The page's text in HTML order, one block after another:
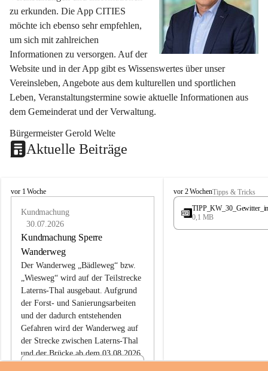
zu erkunden. Die App CITIES
möchte ich ebenso sehr empfehlen,
um sich mit zahlreichen
Informationen zu versorgen. Auf der
Website und in der App gibt es Wissenswertes über unser
Vereinsleben, Angebote aus dem kulturellen und sportlichen
Leben, Veranstaltungstermine sowie aktuelle Informationen aus
dem Gemeinderat und der Verwaltung.
Bürgermeister Gerold Welte
Aktuelle Beiträge
L
vor 1 Woche
Kundmachung
30.07.2026
Kundmachung Sperre
Wanderweg
Der Wanderweg „Bädleweg“ bzw.
„Wiesweg“ wird auf der Teilstrecke
Laterns-Thal ausgebaut. Aufgrund
der Forst- und Sanierungsarbeiten
und der dadurch entstehenden
Gefahren wird der Wanderweg auf
der Strecke zwischen Laterns-Thal
und der Brücke ab dem 03.08.2026
L
a
e
vor 2 WochenTipps & Tricks
0,1 MB